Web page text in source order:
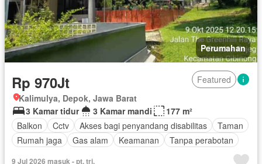
Perumahan
Rp 970Jt
Featured
Kalimulya, Depok, Jawa Barat
3 Kamar tidur
3 Kamar mandi
177 m²
Balkon
Cctv Akses bagi penyandang disabilitas
Taman
Rumah jaga
Gas alam Keamanan Tanpa perabotan
9 Jul 2026 masuk - pt. tri.